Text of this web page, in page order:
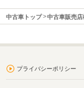
中古車トップ 中古車販売店
プライバシーポリシー